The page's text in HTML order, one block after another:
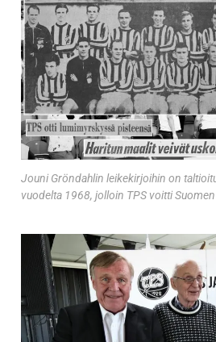
Jouni Gröndahlin leikekirjoihin on
vuodelta 1968, jolloin TPS voitti